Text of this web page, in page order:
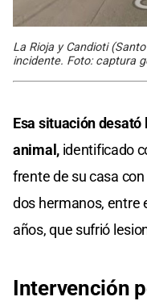
La Rioja y Candioti
incidente. Foto: captura
Esa situación
animal,identificado
frente de su casa
dos hermanos, entre
años, que sufrió
Intervención